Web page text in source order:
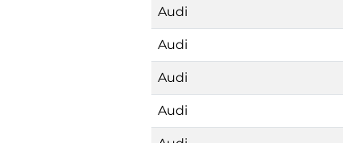
Audi
Audi
Audi
Audi